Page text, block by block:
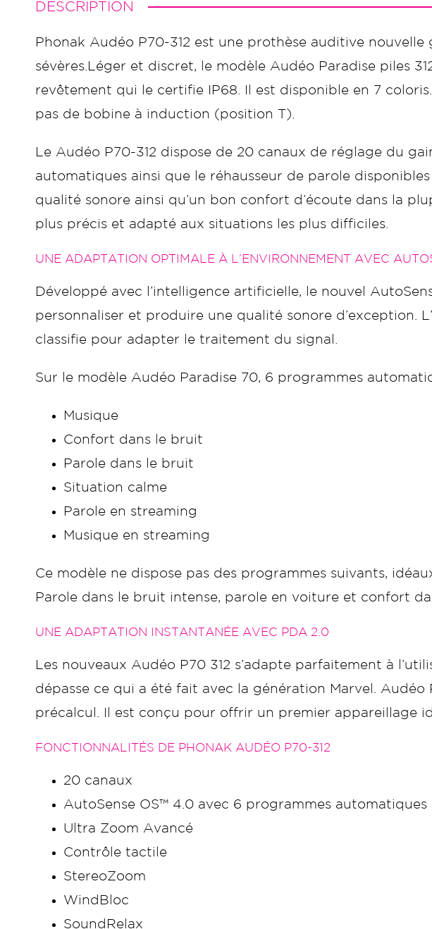
DESCRIPTION
Phonak Audéo P70-312 est une prothèse auditive
sévères.Léger et discret, le modèle Audéo Paradise piles
revêtement qui le certifie IP68. Il est disponible en 7
pas de bobine à induction (position T).
Le Audéo P70-312 dispose de 20 canaux de réglage du
automatiques ainsi que le réhausseur de parole
qualité sonore ainsi qu’un bon confort d’écoute dans la
plus précis et adapté aux situations les plus difficiles.
UNE ADAPTATION OPTIMALE À L’ENVIRONNEMENT AVEC
Développé avec l’intelligence artificielle, le nouvel
personnaliser et produire une qualité sonore d’exception.
classifie pour adapter le traitement du signal.
Sur le modèle Audéo Paradise 70, 6 programmes
Musique
Confort dans le bruit
Parole dans le bruit
Situation calme
Parole en streaming
Musique en streaming
Ce modèle ne dispose pas des programmes suivants,
Parole dans le bruit intense, parole en voiture et confort
UNE ADAPTATION INSTANTANÉE AVEC PDA 2.0
Les nouveaux Audéo P70 312 s’adapte parfaitement à
dépasse ce qui a été fait avec la génération Marvel.
précalcul. Il est conçu pour offrir un premier appareillage
FONCTIONNALITÉS DE PHONAK AUDÉO P70-312
20 canaux
AutoSense OS™ 4.0 avec 6 programmes automatiques
Ultra Zoom Avancé
Contrôle tactile
StereoZoom
WindBloc
SoundRelax